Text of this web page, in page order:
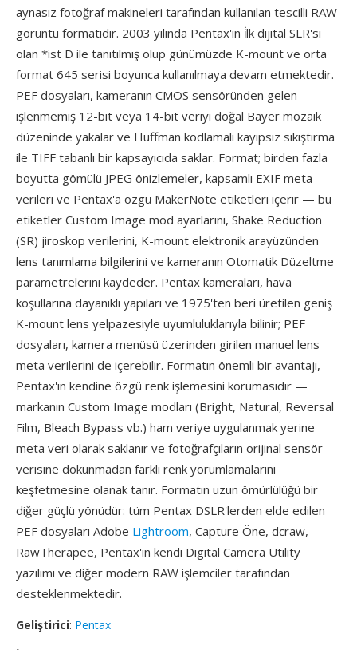
aynasız fotoğraf makineleri tarafından kullanılan tescilli RAW
görüntü formatıdır. 2003 yılında Pentax'ın i̇lk dijital SLR'si
olan *ist D ile tanıtılmış olup günümüzde K-mount ve orta
format 645 serisi boyunca kullanılmaya devam etmektedir.
PEF dosyaları, kameranın CMOS sensöründen gelen
işlenmemiş 12-bit veya 14-bit veriyi doğal Bayer mozaik
düzeninde yakalar ve Huffman kodlamalı kayıpsız sıkıştırma
ile TIFF tabanlı bir kapsayıcıda saklar. Format; birden fazla
boyutta gömülü JPEG önizlemeler, kapsamlı EXIF meta
verileri ve Pentax'a özgü MakerNote etiketleri içerir — bu
etiketler Custom Image mod ayarlarını, Shake Reduction
(SR) jiroskop verilerini, K-mount elektronik arayüzünden
lens tanımlama bilgilerini ve kameranın Otomatik Düzeltme
parametrelerini kaydeder. Pentax kameraları, hava
koşullarına dayanıklı yapıları ve 1975'ten beri üretilen geniş
K-mount lens yelpazesiyle uyumluluklarıyla bilinir; PEF
dosyaları, kamera menüsü üzerinden girilen manuel lens
meta verilerini de içerebilir. Formatın önemli bir avantajı,
Pentax'ın kendine özgü renk işlemesini korumasıdır —
markanın Custom Image modları (Bright, Natural, Reversal
Film, Bleach Bypass vb.) ham veriye uygulanmak yerine
meta veri olarak saklanır ve fotoğrafçıların orijinal sensör
verisine dokunmadan farklı renk yorumlamalarını
keşfetmesine olanak tanır. Formatın uzun ömürlülüğü bir
diğer güçlü yönüdür: tüm Pentax DSLR'lerden elde edilen
PEF dosyaları Adobe Lightroom, Capture Öne, dcraw,
RawTherapee, Pentax'ın kendi Digital Camera Utility
yazılımı ve diğer modern RAW işlemciler tarafından
desteklenmektedir.
Geliştirici: Pentax